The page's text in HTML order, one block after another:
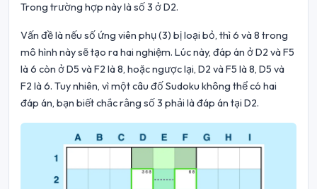
Trong trường hợp này là số 3 ở D2.
Vấn đề là nếu số ứng viên phụ (3) bị loại bỏ, thì 6 và 8 trong
mô hình này sẽ tạo ra hai nghiệm. Lúc này, đáp án ở D2 và F5
là 6 còn ở D5 và F2 là 8, hoặc ngược lại, D2 và F5 là 8, D5 và
F2 là 6. Tuy nhiên, vì một câu đố Sudoku không thể có hai
đáp án, bạn biết chắc rằng số 3 phải là đáp án tại D2.